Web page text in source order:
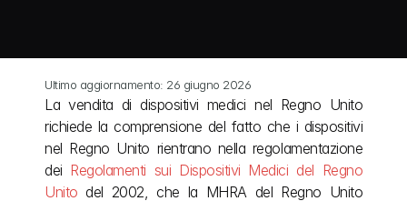
Ultimo aggiornamento: 26 giugno 2026
La vendita di dispositivi medici nel Regno Unito
richiede la comprensione del fatto che i dispositivi
nel Regno Unito rientrano nella regolamentazione
dei Regolamenti sui Dispositivi Medici del Regno
Unito del 2002, che la MHRA del Regno Unito